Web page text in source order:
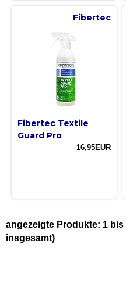
Fibertec
Fibertec Textile
Guard Pro
16,95EUR
angezeigte Produkte: 1 bis
insgesamt)